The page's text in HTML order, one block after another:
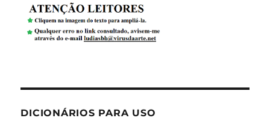
DICIONÁRIOS PARA USO